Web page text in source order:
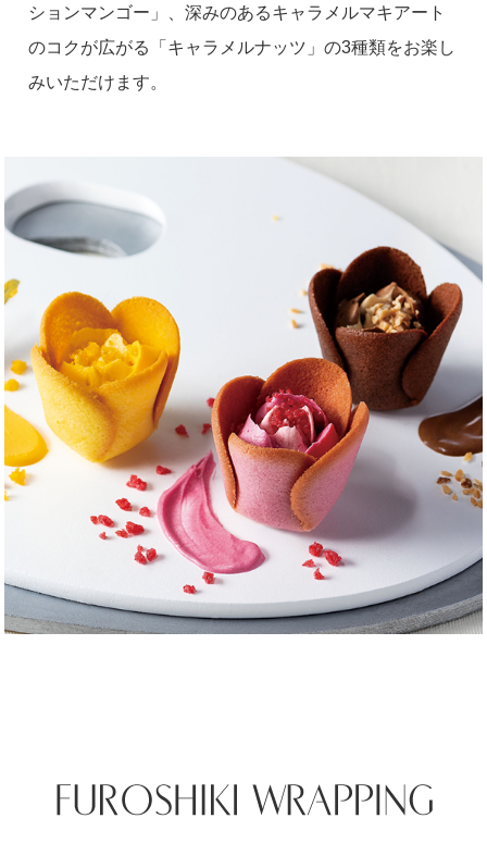
ションマンゴー」
、深みのあるキャラメルマキアート
のコクが広がる「キャラメルナッツ」の3種類をお楽し
みいただけます。